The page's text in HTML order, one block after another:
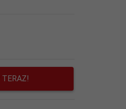
TERAZ!